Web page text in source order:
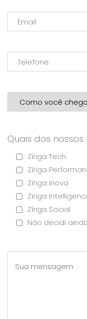
Quais dos
Zíriga Tech
Zíriga
Zíriga Inova
Zíriga
Zíriga Social
Não decidi